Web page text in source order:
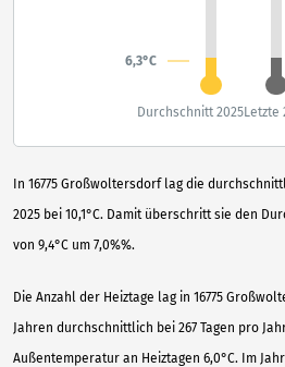
In 16775 Großwoltersdorf lag die
2025 bei 10,1°C. Damit überschritt sie den
von 9,4°C um 7,0%%.
Die Anzahl der Heiztage lag in 16775
Jahren durchschnittlich bei 267 Tagen pro
Außentemperatur an Heiztagen 6,0°C. Im Jahr
6,3°C
Durchschnitt 2025Letzte